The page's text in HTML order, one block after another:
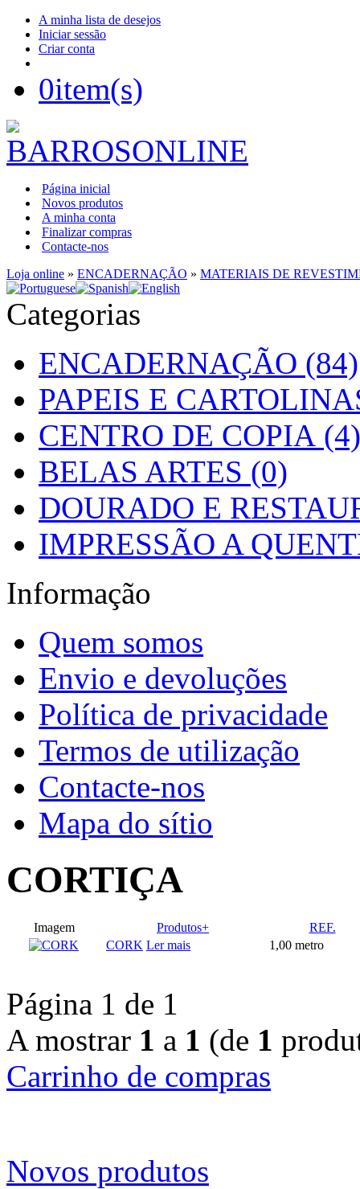
A minha lista de desejos
Iniciar sessão
Criar conta
0item(s)
Página inicial
Novos produtos
A minha conta
Finalizar compras
Contacte-nos
Loja online » ENCADERNAÇÃO » MATERIAIS DE
Categorias
ENCADERNAÇÃO (84)
PAPEIS E
CENTRO DE COPIA (4)
BELAS ARTES (0)
DOURADO E
IMPRESSÃO A
Informação
Quem somos
Envio e devoluções
Política de privacidade
Termos de utilização
Contacte-nos
Mapa do sítio
CORTIÇA
Imagem Produtos+
REF.
CORK Ler mais 1,00 metro
Página 1 de 1
A mostrar 1 a 1 (de 1
Carrinho de compras
Novos produtos